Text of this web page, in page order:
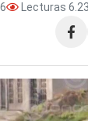
Lecturas